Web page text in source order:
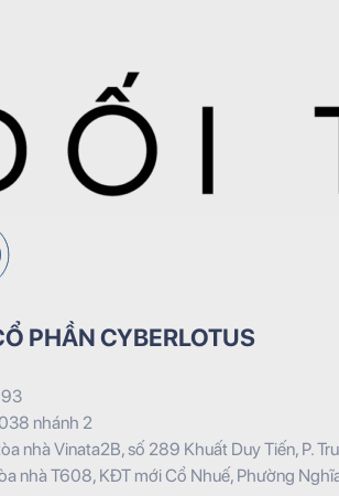
PHẦN CYBERLOTUS
nhánh 2
nhà Vinata2B, số 289 Khuất Duy Tiến, P.
nhà T608, KĐT mới Cổ Nhuế, Phường